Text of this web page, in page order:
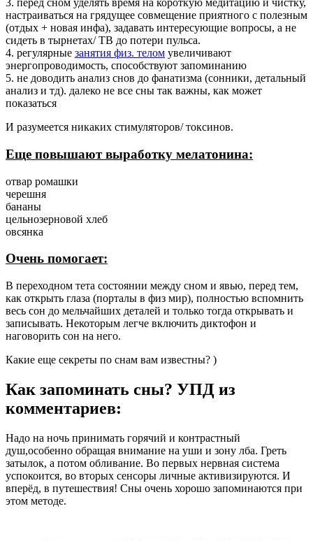
3. перед сном уделять время на короткую медитацию и чистку,
настраиваться на грядущее совмещение приятного с полезным
(отдых + новая инфа), задавать интересующие вопросы, а не
сидеть в тырнетах/ ТВ до потери пульса.
4. регулярные занятия физ. телом увеличивают
энергопроводимость, способствуют запоминанию
5. не доводить анализ снов до фанатизма (сонники, детальный
анализ и тд). далеко не все сны так важны, как может
показаться
И разумеется никаких стимуляторов/ токсинов.
Еще повышают выработку мелатонина:
отвар ромашки
черешня
бананы
цельнозерновой хлеб
овсянка
Очень помогает:
В переходном тета состоянии между сном и явью, перед тем,
как открыть глаза (порталы в физ мир), полностью вспомнить
весь сон до мельчайших деталей и только тогда открывать и
записывать. Некоторым легче включить диктофон и
наговорить сон на него.
Какие еще секреты по снам вам известны? )
Как запоминать сны? УПД из
комментариев:
Надо на ночь принимать горячий и контрастный
душ,особенно обращая внимание на уши и зону лба. Греть
затылок, а потом обливание. Во первых нервная система
успокоится, во вторых сенсоры личные активизируются. И
вперёд, в путешествия! Сны очень хорошо запоминаются при
этом методе.